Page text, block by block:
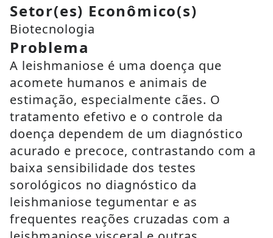
Setor(es) Econômico(s)
Biotecnologia
Problema
A leishmaniose é uma doença que
acomete humanos e animais de
estimação, especialmente cães. O
tratamento efetivo e o controle da
doença dependem de um diagnóstico
acurado e precoce, contrastando com a
baixa sensibilidade dos testes
sorológicos no diagnóstico da
leishmaniose tegumentar e as
frequentes reações cruzadas com a